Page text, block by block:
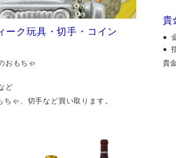
ーク玩具・切手・コイン
おもちゃ
ど
ちゃ、切手など買い取ります。
貴
貴